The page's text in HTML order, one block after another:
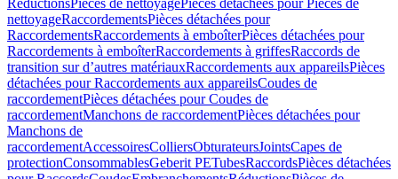
RéductionsPièces de nettoyagePièces détachées pour Pièces de
nettoyageRaccordementsPièces détachées pour
RaccordementsRaccordements à emboîterPièces détachées pour
Raccordements à emboîterRaccordements à griffesRaccords de
transition sur d’autres matériauxRaccordements aux appareilsPièces
détachées pour Raccordements aux appareilsCoudes de
raccordementPièces détachées pour Coudes de
raccordementManchons de raccordementPièces détachées pour
Manchons de
raccordementAccessoiresColliersObturateursJointsCapes de
protectionConsommablesGeberit PETubesRaccordsPièces détachées